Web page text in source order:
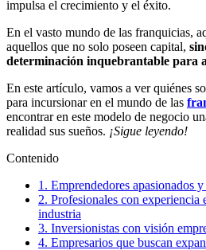
impulsa el crecimiento y el éxito.
En el vasto mundo de las franquicias,
aquellos que no solo poseen capital,
determinación inquebrantable para
En este artículo, vamos a ver quiénes
para incursionar en el mundo de las
encontrar en este modelo de negocio
realidad sus sueños. ¡Sigue leyendo!
Contenido
1. Emprendedores apasionados
2. Profesionales con experiencia
industria
3. Inversionistas con visión
4. Empresarios que buscan